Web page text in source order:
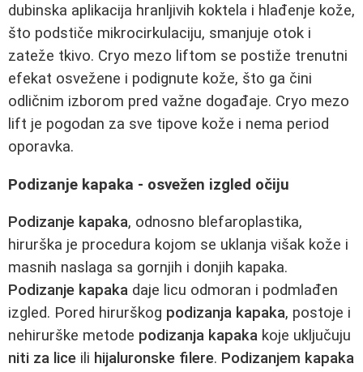
dubinska aplikacija hranljivih koktela i hlađenje kože,
što podstiče mikrocirkulaciju, smanjuje otok i
zateže tkivo. Cryo mezo liftom se postiže trenutni
efekat osvežene i podignute kože, što ga čini
odličnim izborom pred važne događaje. Cryo mezo
lift je pogodan za sve tipove kože i nema period
oporavka.
Podizanje kapaka - osvežen izgled očiju
Podizanje kapaka, odnosno blefaroplastika,
hirurška je procedura kojom se uklanja višak kože i
masnih naslaga sa gornjih i donjih kapaka.
Podizanje kapaka daje licu odmoran i podmlađen
izgled. Pored hirurškog podizanja kapaka, postoje i
nehirurške metode podizanja kapaka koje uključuju
niti za lice ili hijaluronske filere. Podizanjem kapaka